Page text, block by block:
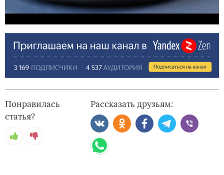
Понравилась
статья?
Рассказать друзьям: